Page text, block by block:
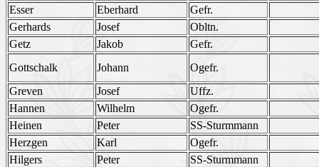
Esser
Eberhard
Gefr.
Gerhards
Josef
Obltn.
Getz
Jakob
Gefr.
Gottschalk
Johann
Ogefr.
Greven
Josef
Uffz.
Hannen
Wilhelm
Ogefr.
Heinen
Peter
SS-Sturmmann
Herzgen
Karl
Ogefr.
Hilgers
Peter
SS-Sturmmann